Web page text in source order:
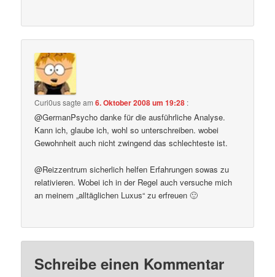
Curi0ussagte am6. Oktober 2008 um 19:28 :
@GermanPsycho danke für die ausführliche Analyse.
Kann ich, glaube ich, wohl so unterschreiben. wobei
Gewohnheit auch nicht zwingend das schlechteste ist.
@Reizzentrum sicherlich helfen Erfahrungen sowas zu
relativieren. Wobei ich in der Regel auch versuche mich
an meinem „alltäglichen Luxus“ zu erfreuen 🙂
Schreibe einen Kommentar